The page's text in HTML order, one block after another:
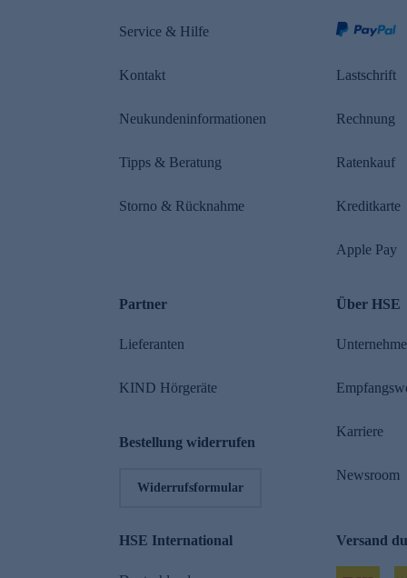
Service & Hilfe
Kontakt
Neukundeninformationen
Tipps & Beratung
Storno & Rücknahme
Lastschrift
Rechnung
Ratenkauf
Kreditkarte
Apple Pay
Partner
Lieferanten
KIND Hörgeräte
Bestellung widerrufen
Widerrufsformular
Über HSE
Karriere
Newsroom
HSE International Versand